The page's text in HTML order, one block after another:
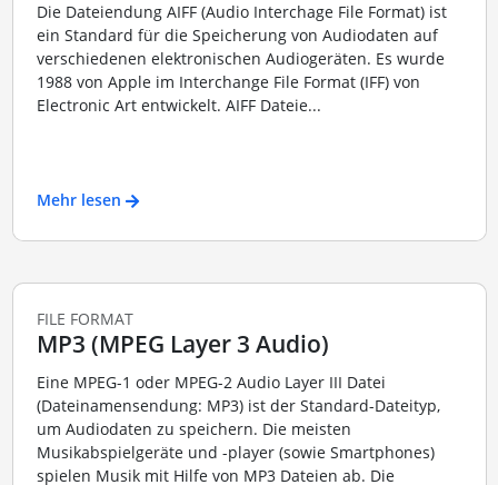
Die Dateiendung AIFF (Audio Interchage File Format) ist
ein Standard für die Speicherung von Audiodaten auf
verschiedenen elektronischen Audiogeräten. Es wurde
1988 von Apple im Interchange File Format (IFF) von
Electronic Art entwickelt. AIFF Dateie...
Mehr lesen
FILE FORMAT
MP3 (MPEG Layer 3 Audio)
Eine MPEG-1 oder MPEG-2 Audio Layer III Datei
(Dateinamensendung: MP3) ist der Standard-Dateityp,
um Audiodaten zu speichern. Die meisten
Musikabspielgeräte und -player (sowie Smartphones)
spielen Musik mit Hilfe von MP3 Dateien ab. Die